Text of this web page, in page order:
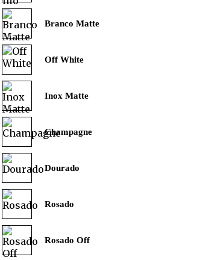
Branco Matte
Off White
Inox Matte
Champagne
Dourado
Rosado
Rosado Off